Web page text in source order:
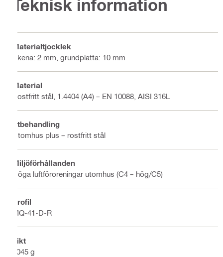
Teknisk information
Materialtjocklek
Skena: 2 mm, grundplatta: 10 mm
Material
Rostfritt stål, 1.4404 (A4) – EN 10088, AISI 316L
Ytbehandling
Utomhus plus – rostfritt stål
Miljöförhållanden
Höga luftföroreningar utomhus (C4 – hög/C5)
Profil
MQ-41-D-R
Vikt
4045 g